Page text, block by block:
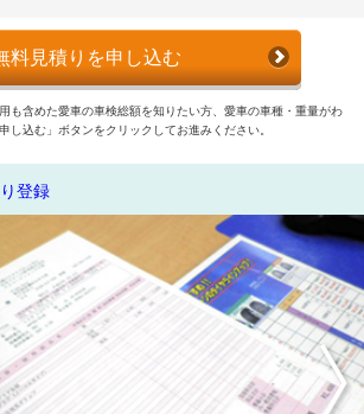
料見積りを申し込む
も含めた愛車の車検総額を知りたい方、愛車の車種・重量がわ
し込む」ボタンをクリックしてお進みください。
登録